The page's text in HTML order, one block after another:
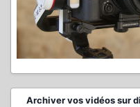
Archiver vos vidéos sur